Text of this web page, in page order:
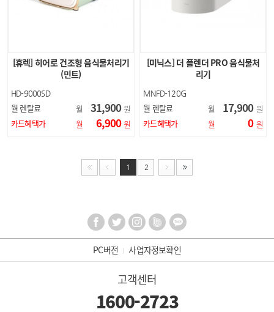
[휴렉] 히어로 건조형 음식물처리기
(민트)
HD-9000SD
월 렌탈료 월 31,900 원
카드혜택가
월 6,900 원
[미닉스] 더 플렌더 PRO 음식물처
리기
MNFD-120G
월 렌탈료 월 17,900 원
카드혜택가
월 0 원
1 2
PC버전 사업자정보확인
고객센터
1600-2723